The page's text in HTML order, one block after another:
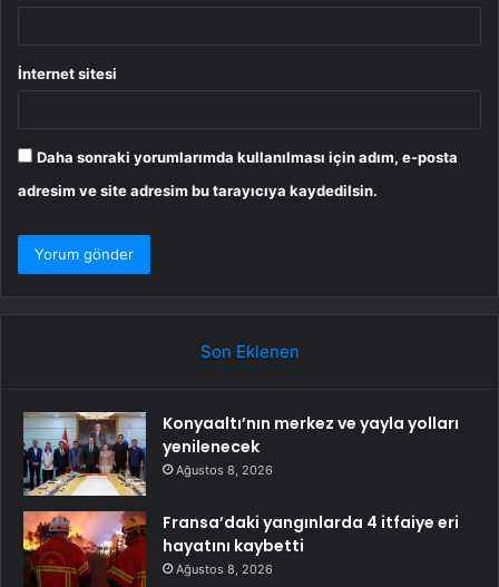
İnternet sitesi
Daha sonraki yorumlarımda kullanılması için adım, e-posta
adresim ve site adresim bu tarayıcıya kaydedilsin.
Son Eklenen
Konyaaltı’nın merkez ve yayla yolları
yenilenecek
Ağustos 8, 2026
Fransa’daki yangınlarda 4 itfaiye eri
hayatını kaybetti
Ağustos 8, 2026